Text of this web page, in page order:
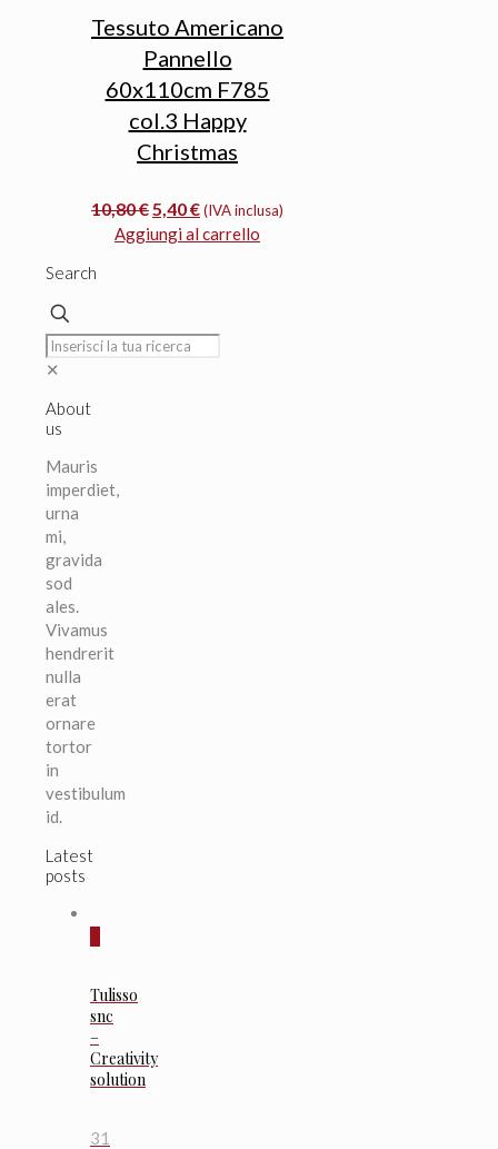
Tessuto Americano
Pannello
60x110cm F785
col.3 Happy
Christmas
10,80€ Il
prezzo
5,40€Il
prezzo
(IVA inclusa)
Aggiungi al carrello
Search
✕
About
us
Mauris
imperdiet,
urna
mi,
gravida
sod
ales.
Vivamus
hendrerit
nulla
erat
ornare
tortor
in
vestibulum
id.
Latest
posts
Tulisso
snc
–
Creativity
solution
31